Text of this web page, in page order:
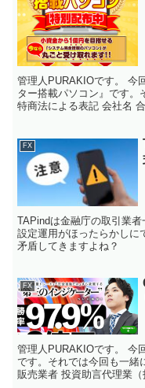
管理人PURAKIOです。 今
ター搭載パソコン』です。
特商法による表記 会社名
FX
TAPindは金融庁の取引業
設定運用がほったらかしに
矛盾してきますよね？
FX
管理人PURAKIOです。 今
です。それでは今回も一緒
販売業者 投資助言代理業